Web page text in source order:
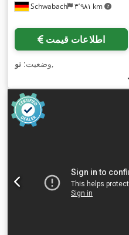
Schwabach ۳٬۹۸۱ km
اطلاعات قیمت
وضعیت: نو ,